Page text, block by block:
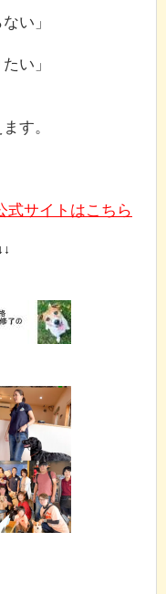
い」
い」
す。
式サイトはこちら